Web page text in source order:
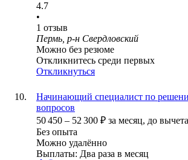
4.7
•
1 отзыв
Пермь, р-н Свердловский
Можно без резюме
Откликнитесь среди первых
Откликнуться
Начинающий специалист по
вопросов
50 450 – 52 300 ₽ за месяц, до
Без опыта
Можно удалённо
Выплаты: Два раза в месяц